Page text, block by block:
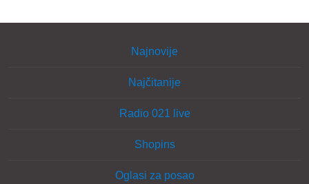
Najnovije
Najčitanije
Radio 021 live
Shopins
Oglasi za posao